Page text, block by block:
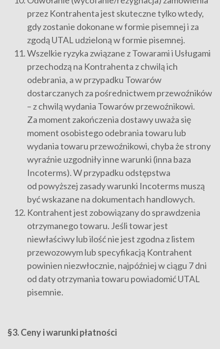
przez Kontrahenta jest skuteczne tylko wtedy,
gdy zostanie dokonane w formie pisemnej i za
zgodą UTAL udzieloną w formie pisemnej.
Wszelkie ryzyka związane z Towarami i Usługami
przechodzą na Kontrahenta z chwilą ich
odebrania, a w przypadku Towarów
dostarczanych za pośrednictwem przewoźników
– z chwilą wydania Towarów przewoźnikowi.
Za moment zakończenia dostawy uważa się
moment osobistego odebrania towaru lub
wydania towaru przewoźnikowi, chyba że strony
wyraźnie uzgodniły inne warunki (inna baza
Incoterms). W przypadku odstępstwa
od powyższej zasady warunki Incoterms muszą
być wskazane na dokumentach handlowych.
Kontrahent jest zobowiązany do sprawdzenia
otrzymanego towaru. Jeśli towar jest
niewłaściwy lub ilość nie jest zgodna z listem
przewozowym lub specyfikacją Kontrahent
powinien niezwłocznie, najpóźniej w ciągu 7 dni
od daty otrzymania towaru powiadomić UTAL
pisemnie.
§3. Ceny i warunki płatności